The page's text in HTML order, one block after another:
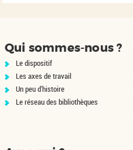
Qui sommes-nous ?
Le dispositif
Les axes de travail
Un peu d'histoire
Le réseau des bibliothèques